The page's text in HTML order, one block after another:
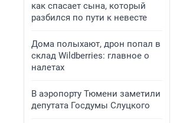
как спасает сына, который
разбился по пути к невесте
Дома полыхают, дрон попал в
склад Wildberries: главное о
налетах
В аэропорту Тюмени заметили
депутата Госдумы Слуцкого